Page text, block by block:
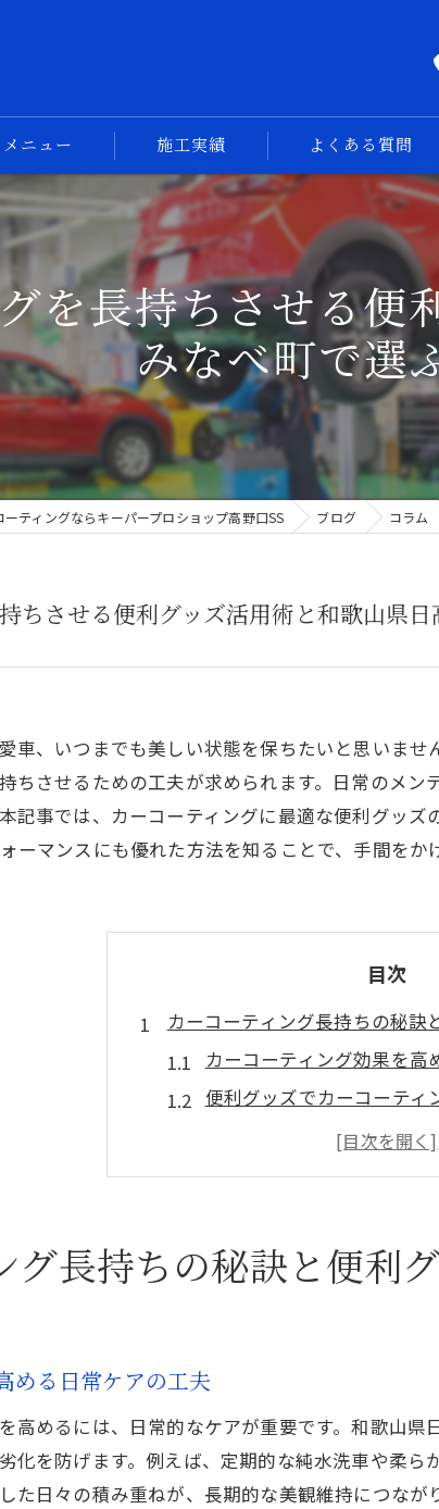
メニュー
ティングメニュー
洗い洗車
内清掃
ドメニュー
ホ
施工実績
フォトログ
よくある質問
を長持ちさせる
みなべ町で選
ティングならキーパープロショップ高野口SS ブログ コラム
ちさせる便利グッズ活用術と和歌山県
車、いつまでも美しい状態を保ちたいと思いま
ちさせるための工夫が求められます。日常のメ
記事では、カーコーティングに最適な便利グッ
ーマンスにも優れた方法を知ることで、手間をか
目次
カーコーティング長持ちの秘訣
カーコーティング効果を高
便利グッズでカーコーティ
和歌山県車ユーザーに適し
コーティング後も安心の手
和歌山県日高郡みなべ町で選
みなべ町で活躍するカー
和歌山の気候に合うグッズ
手軽に美観を保つカーコーティ
グ長持ちの秘訣と便利
める日常ケアの工夫
高めるには、日常的なケアが重要です。和歌山
化を防げます。例えば、定期的な純水洗車や柔
た日々の積み重ねが、長期的な美観維持につなが